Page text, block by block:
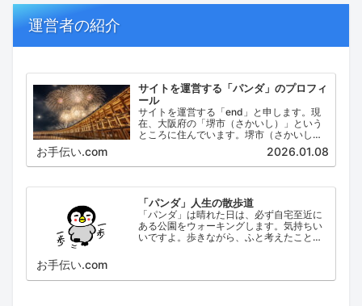
運営者の紹介
サイトを運営する「パンダ」のプロフィ
ール
サイトを運営する「end」と申します。現
在、大阪府の「堺市（さかいし）」という
ところに住んでいます。堺市（さかいし）
は、大阪府の泉北地域にある政令指定都市
で、府内では大阪市に次いで人口が多い都
市です。
お手伝い.com 2026.01.08
「パンダ」人生の散歩道
「パンダ」は晴れた日は、必ず自宅至近に
ある公園をウォーキングします。気持ちい
いですよ。歩きながら、ふと考えたこと。
お手伝い.com